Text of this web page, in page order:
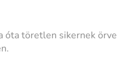
óta töretlen sikernek